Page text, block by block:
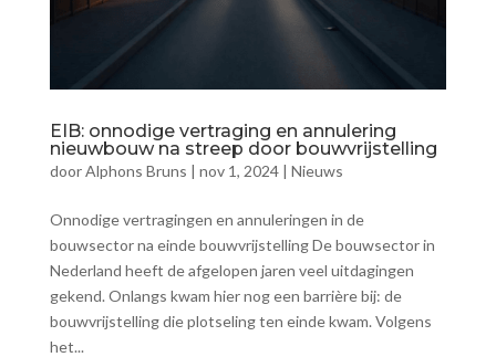
EIB: onnodige vertraging en annulering
nieuwbouw na streep door bouwvrijstelling
doorAlphons Bruns | nov 1, 2024| Nieuws
Onnodige vertragingen en annuleringen in de
bouwsector na einde bouwvrijstelling De bouwsector in
Nederland heeft de afgelopen jaren veel uitdagingen
gekend. Onlangs kwam hier nog een barrière bij: de
bouwvrijstelling die plotseling ten einde kwam. Volgens
het...